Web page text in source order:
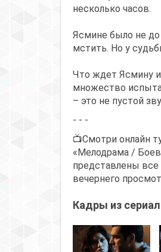
несколько часов.
Ясмине было не до
мстить. Но у
Что ждет Ясмину
множество
– это не пустой
- - -
📺Смотри онлайн
«Мелодрама /
представлены все
вечернего
Кадры из